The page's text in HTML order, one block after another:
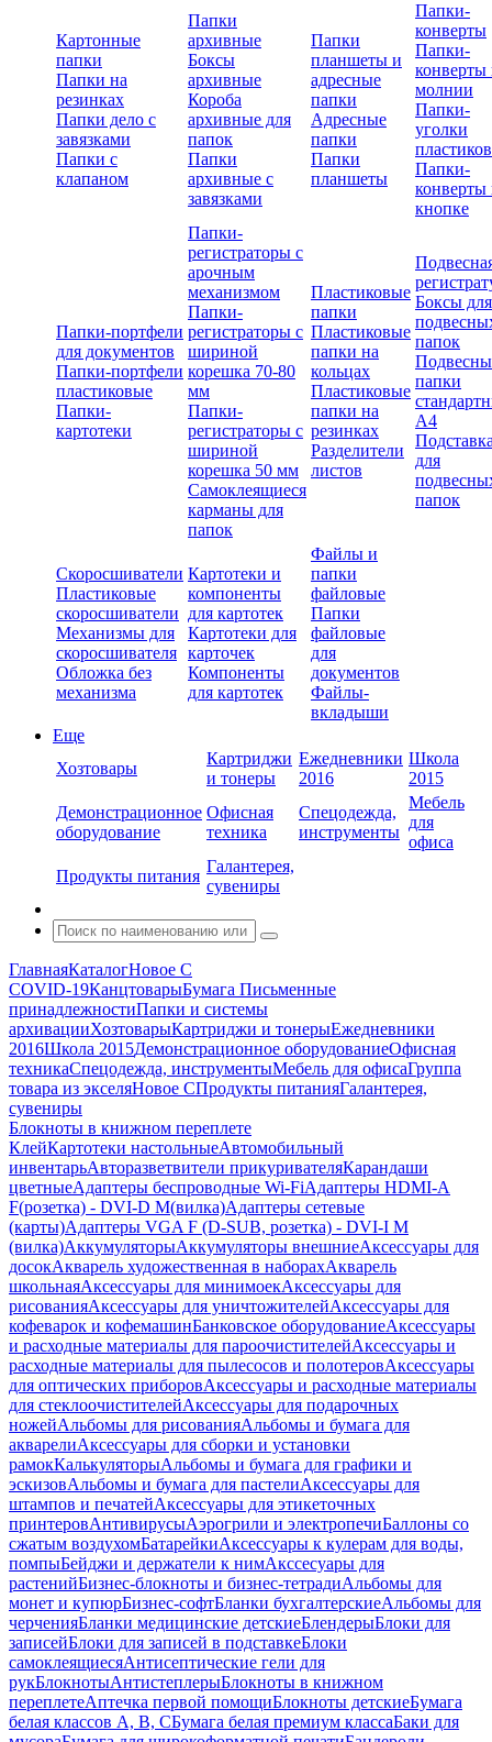
Картонные
папки
Папки на
резинках
Папки дело с
завязками
Папки с
клапаном
Папки
архивные
Боксы
архивные
Короба
архивные для
папок
Папки
архивные с
завязками
Папки
планшеты и
адресные
папки
Адресные
папки
Папки
планшеты
Папки-
конверты
Папки-
конверты
молнии
Папки-
уголки
Папки-
конверты
кнопке
Папки-портфели
для документов
Папки-портфели
пластиковые
Папки-
картотеки
Папки-
регистраторы с
арочным
механизмом
Папки-
регистраторы с
шириной
корешка 70-80
мм
Папки-
регистраторы с
шириной
корешка 50 мм
Самоклеящиеся
карманы для
папок
Пластиковые
папки
Пластиковые
папки на
кольцах
Пластиковые
папки на
резинках
Разделители
листов
Боксы для
папок
папки
А4
для
папок
Скоросшиватели
Пластиковые
скоросшиватели
Механизмы для
скоросшивателя
Обложка без
механизма
Картотеки и
компоненты
для картотек
Картотеки для
карточек
Компоненты
для картотек
Файлы и
папки
файловые
Папки
файловые
для
документов
Файлы-
вкладыши
Еще
Хозтовары
Картриджи
и тонеры
Ежедневники
2016
Школа
2015
Демонстрационное
оборудование
Офисная
техника
Спецодежда,
инструменты
Мебель
для
офиса
Продукты питания
Галантерея,
сувениры
ГлавнаяКаталогНовое С
COVID-19КанцтоварыБумага Письменные
принадлежностиПапки и системы
архивацииХозтоварыКартриджи и тонерыЕжедневники
2016Школа 2015Демонстрационное оборудованиеОфисная
техникаСпецодежда, инструментыМебель для офисаГруппа
товара из экселяНовое СПродукты питанияГалантерея,
сувениры
Блокноты в книжном переплете
КлейКартотеки настольныеАвтомобильный
инвентарьАвторазветвители прикуривателяКарандаши
цветныеАдаптеры беспроводные Wi-FiАдаптеры HDMI-A
F(розетка) - DVI-D M(вилка)Адаптеры сетевые
(карты)Адаптеры VGA F (D-SUB, розетка) - DVI-I M
(вилка)АккумуляторыАккумуляторы внешниеАксессуары для
досокАкварель художественная в наборахАкварель
школьнаяАксессуары для минимоекАксессуары для
рисованияАксессуары для уничтожителейАксессуары для
кофеварок и кофемашинБанковское оборудованиеАксессуары
и расходные материалы для пароочистителейАксессуары и
расходные материалы для пылесосов и полотеровАксессуары
для оптических приборовАксессуары и расходные материалы
для стеклоочистителейАксессуары для подарочных
ножейАльбомы для рисованияАльбомы и бумага для
акварелиАксессуары для сборки и установки
рамокКалькуляторыАльбомы и бумага для графики и
эскизовАльбомы и бумага для пастелиАксессуары для
штампов и печатейАксессуары для этикеточных
принтеровАнтивирусыАэрогрили и электропечиБаллоны со
сжатым воздухомБатарейкиАксессуары к кулерам для воды,
помпыБейджи и держатели к нимАкссесуары для
растенийБизнес-блокноты и бизнес-тетрадиАльбомы для
монет и купюрБизнес-софтБланки бухгалтерскиеАльбомы для
черченияБланки медицинские детскиеБлендерыБлоки для
записейБлоки для записей в подставкеБлоки
самоклеящиесяАнтисептические гели для
рукБлокнотыАнтистеплерыБлокноты в книжном
переплетеАптечка первой помощиБлокноты детскиеБумага
белая классов А, В, СБумага белая премиум классаБаки для